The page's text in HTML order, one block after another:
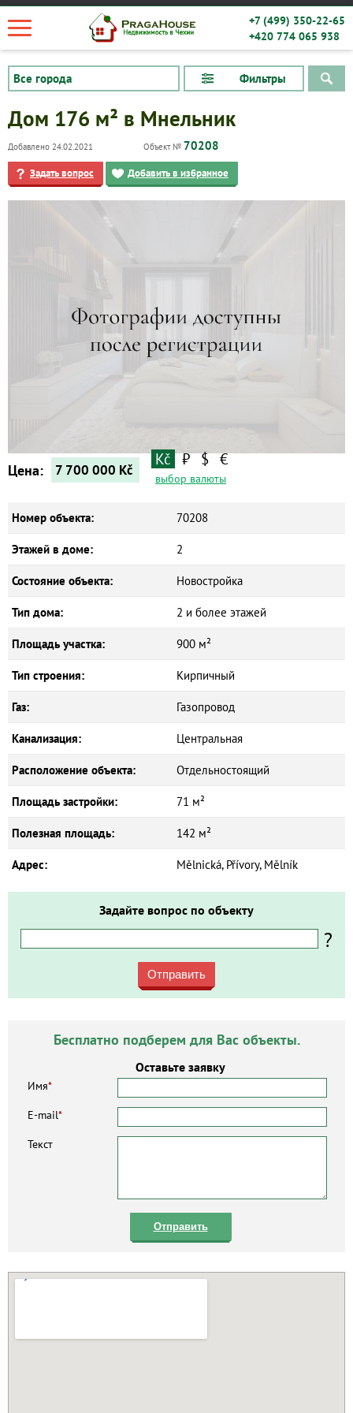
+7 (499) 350-22-65
+420 774 065 938
Фильтры
Квартиры
Дом 176 м² в Мнельник
Добавлено 24.02.2021 Объект № 70208
Задать вопрос Добавить в избранное
Цена: 7 700 000 Kč
Kč ₽ $ €
выбор валюты
Номер объекта: 70208
Этажей в доме: 2
Состояние объекта: Новостройка
Тип дома: 2 и более этажей
Площадь участка: 900 м²
Тип строения: Кирпичный
Газ: Газопровод
Канализация: Центральная
Расположение объекта: Отдельностоящий
Площадь застройки: 71 м²
Полезная площадь: 142 м²
Адрес: Mělnická, Přívory, Mělník
Задайте вопрос по объекту
?
Отправить
Бесплатно подберем для Вас объекты.
Оставьте заявку
Имя*
E-mail*
Текст
Отправить